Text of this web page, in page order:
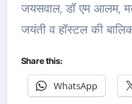
जयसवाल, डॉ एम आलम,
जयंती व हॉस्टल की
Share this:
WhatsApp